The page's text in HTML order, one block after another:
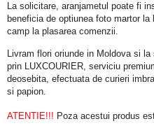
La solicitare, aranjametul poate fi
beneficia de optiunea foto martor
camp la plasarea comenzii.
Livram flori oriunde in Moldova si
prin LUXCOURIER, serviciu
deosebita, efectuata de curieri
si papion.
ATENTIE!!! Poza acestui produs